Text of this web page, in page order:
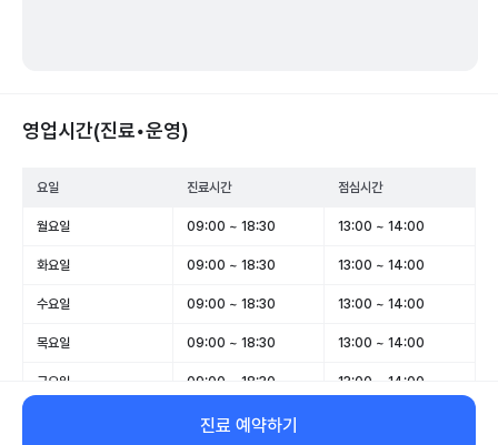
영업시간(진료•운영)
요일 진료시간 점심시간
월요일 09:00 ~ 18:30 13:00 ~ 14:00
화요일 09:00 ~ 18:30 13:00 ~ 14:00
수요일 09:00 ~ 18:30 13:00 ~ 14:00
목요일 09:00 ~ 18:30 13:00 ~ 14:00
금요일 09:00 ~ 18:30 13:00 ~ 14:00
09:00 ~ 14:00
진료 예약하기